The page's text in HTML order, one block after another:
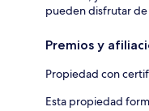
pueden disfrutar de
Premios y
Propiedad con
Esta propiedad